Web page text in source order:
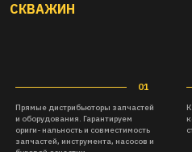
СКВАЖИН